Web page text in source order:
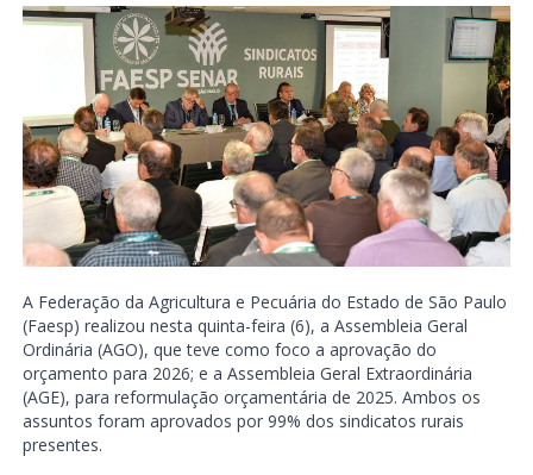
A Federação da Agricultura e Pecuária do Estado de São Paulo
(Faesp) realizou nesta quinta-feira (6), a Assembleia Geral
Ordinária (AGO), que teve como foco a aprovação do
orçamento para 2026; e a Assembleia Geral Extraordinária
(AGE), para reformulação orçamentária de 2025. Ambos os
assuntos foram aprovados por 99% dos sindicatos rurais
presentes.